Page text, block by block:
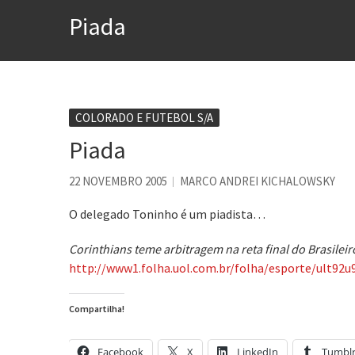
Tem que filmar isso daí
Aprender a fracassar é o
Piada
COLORADO E FUTEBOL S/A
Piada
22 NOVEMBRO 2005 MARCO ANDREI KICHALOWSKY
O delegado Toninho é um piadista…
Corinthians teme arbitragem na reta final do
http://www1.folha.uol.com.br/folha/esporte/
Compartilha!
Facebook X LinkedIn Tumblr